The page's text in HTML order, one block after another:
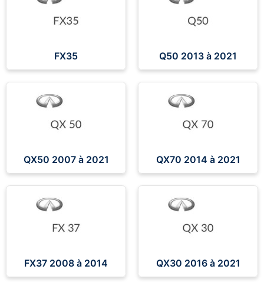
FX35 Q50 2013 à 2021
QX50 2007 à 2021 QX70 2014 à 2021
FX37 2008 à 2014 QX30 2016 à 2021